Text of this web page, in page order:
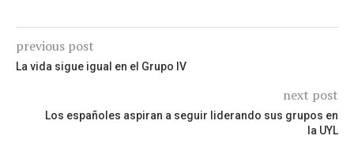
previous post
La vida sigue igual en el Grupo IV
next post
Los españoles aspiran a seguir liderando sus grupos en
la UYL